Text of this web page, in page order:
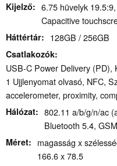
Kijelző
6.75 hüvelyk
Capacitive
Háttértár 128GB / 256GB
Csatlakozók
USB-C Power Delivery (PD),
1 Ujjlenyomat olvasó, NFC,
accelerometer, proximity,
Hálózat
802.11 a/b/g/n/ac
Bluetooth 5.4,
Méret
magasság x
166.6 x 78.5